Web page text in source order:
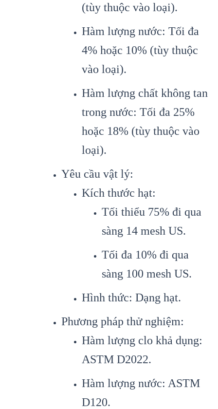
(tùy thuộc vào loại).
Hàm lượng nước: Tối đa
4% hoặc 10% (tùy thuộc
vào loại).
Hàm lượng chất không tan
trong nước: Tối đa 25%
hoặc 18% (tùy thuộc vào
loại).
Yêu cầu vật lý:
Kích thước hạt:
Tối thiểu 75% đi qua
sàng 14 mesh US.
Tối đa 10% đi qua
sàng 100 mesh US.
Hình thức: Dạng hạt.
Phương pháp thử nghiệm:
Hàm lượng clo khả dụng:
ASTM D2022.
Hàm lượng nước: ASTM
D120.